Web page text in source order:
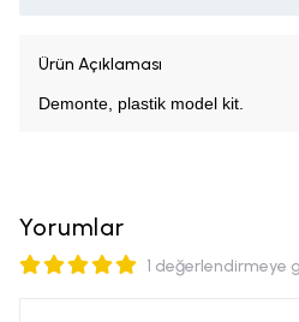
Ürün Açıklaması
Demonte, plastik model kit.
Yorumlar
1 değerlendirmeye